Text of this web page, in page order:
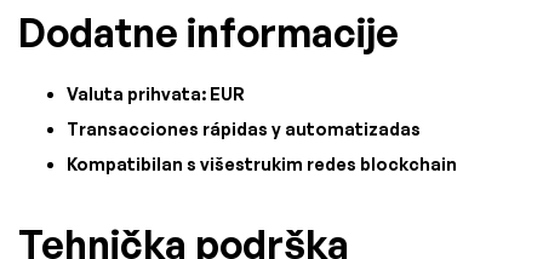
Dodatne informacije
Valuta prihvata: EUR
Transacciones rápidas y automatizadas
Kompatibilan s višestrukim redes blockchain
Tehnička podrška